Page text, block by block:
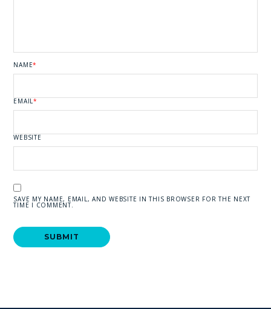
NAME*
EMAIL*
WEBSITE
SAVE MY NAME, EMAIL, AND WEBSITE IN THIS BROWSER FOR THE NEXT
TIME I COMMENT.